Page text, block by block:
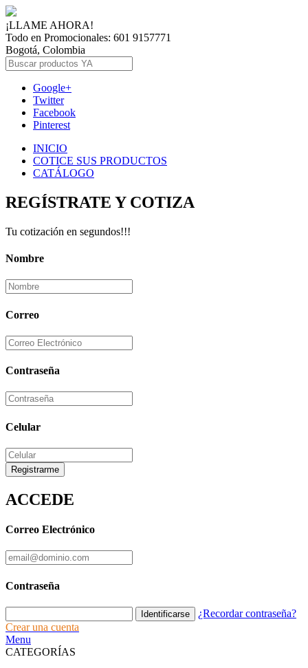
¡LLAME AHORA!
Todo en Promocionales: 601 9157771
Bogotá, Colombia
Google+
Twitter
Facebook
Pinterest
INICIO
COTICE SUS PRODUCTOS
CATÁLOGO
REGÍSTRATE Y COTIZA
Tu cotización en segundos!!!
Nombre
Correo
Contraseña
Celular
Registrarme
ACCEDE
Correo Electrónico
Contraseña
¿Recordar contraseña?
Crear una cuenta
Menu
CATEGORÍAS